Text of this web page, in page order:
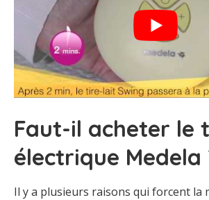
Faut-il acheter le
électrique Medela
Il y a plusieurs raisons qui forcent la